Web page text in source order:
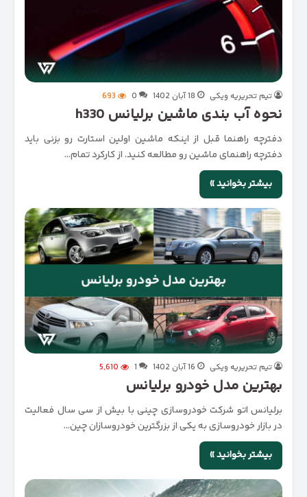
تیم تحریریه ویکی 18 آبان 1402 0
693
نحوه آب بندی ماشین برلیانس h330
دفترچه راهنما قبل از اینکه ماشین اولین استارت رو بزنی باید
دفترچه راهنمای ماشین رو مطالعه کنید. از کارکرد تمام…
بیشتر بخوانید »
تیم تحریریه ویکی 16 آبان 1402 1
5,610
بهترین مدل خودرو برلیانس
برلیانس اتو شرکت خودروسازی چینی با بیش از سی سال فعالیت
در بازار خودروسازی به یکی از بزرگترین خودروسازان چین…
بیشتر بخوانید »